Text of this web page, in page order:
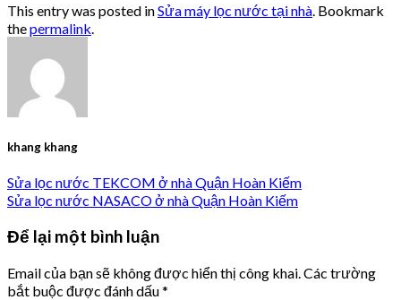
This entry was posted inSửa máy lọc nước tại nhà . Bookmark
thepermalink
khang khang
Sửa lọc nước TEKCOM ở nhà Quận Hoàn Kiếm
Sửa lọc nước NASACO ở nhà Quận Hoàn Kiếm
Để lại một bình luận
Email của bạn sẽ không được hiển thị công khai. Các trường
bắt buộc được đánh dấu*